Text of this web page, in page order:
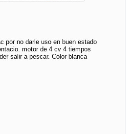
por no darle uso en buen estado
motor de 4 cv 4 tiempos
salir a pescar. Color blanca